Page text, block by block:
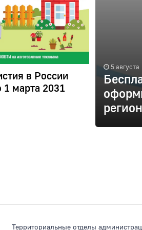
в России
1 марта 2031
5 августа
Территориальные отделы